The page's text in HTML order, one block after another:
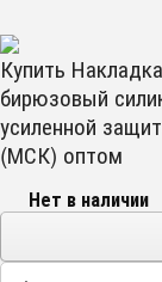
Купить
бирюзовый
усиленной
(МСК) оптом
Нет в наличии